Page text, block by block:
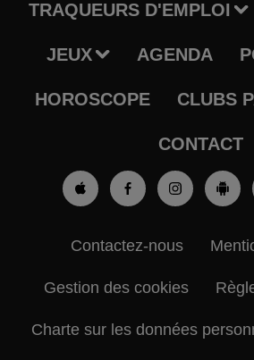
TRAQUEURS D'EMPLOI
JEUX AGENDA
HOROSCOPE CLUBS
CONTACT
Contactez-nous
Gestion des cookies
Charte sur les données